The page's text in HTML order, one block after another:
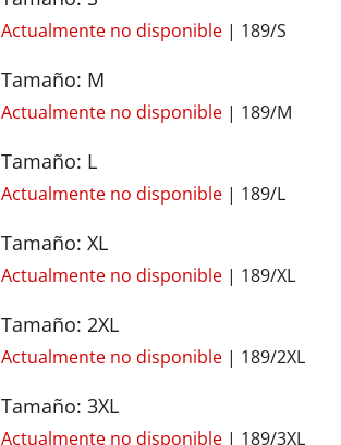
Actualmente no disponible | 189/S
Tamaño: M
Actualmente no disponible | 189/M
Tamaño: L
Actualmente no disponible | 189/L
Tamaño: XL
Actualmente no disponible | 189/XL
Tamaño: 2XL
Actualmente no disponible | 189/2XL
Tamaño: 3XL
Actualmente no disponible | 189/3XL